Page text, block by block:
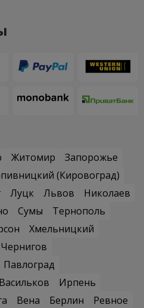
Житомир
Запорожье
(Кировоград)
Луцк Львов
Николаев
Сумы
Тернополь
Хмельницкий
Чернигов
Павлоград
Васильков
Ирпень
Вена Берлин
Ревное